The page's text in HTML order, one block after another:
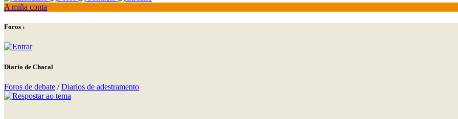
A miña conta
Foros ›
Diario de Chacal
Foros de debate /Diarios de adestramento